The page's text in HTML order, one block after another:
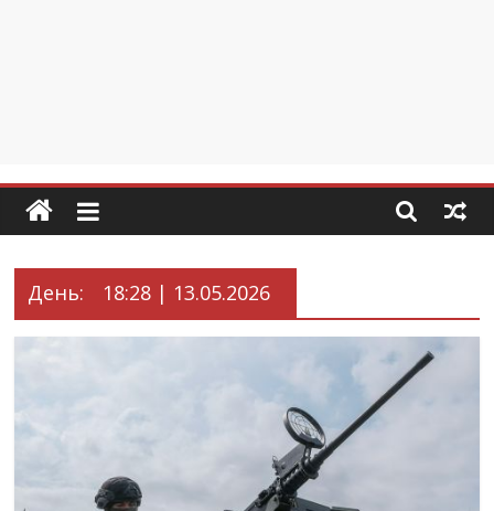
День: 18:28 | 13.05.2026